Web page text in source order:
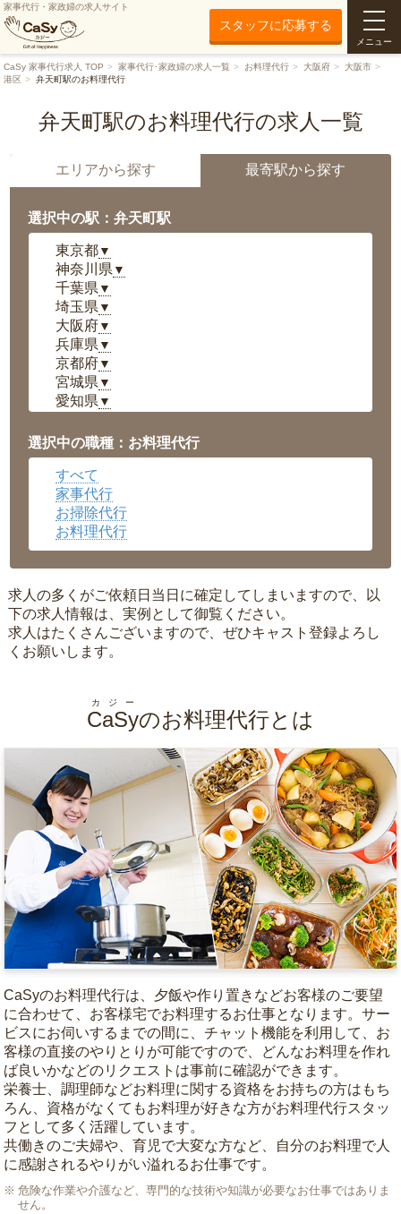
家事代行・家政婦の求人サイト
スタッフに応募する
メニュー
CaSy 家事代行求人 TOP 家事代行･家政婦の求人一覧 お料理代行 大阪府
大阪市
港区
弁天町駅のお料理代行
弁天町駅のお料理代行の求人一覧
エリアから探す 最寄駅から探す
選択中の駅：弁天町駅
東京都▼
神奈川県 ▼
千葉県 ▼
埼玉県 ▼
大阪府▼
兵庫県 ▼
京都府▼
宮城県 ▼
愛知県 ▼
岡山県▼
広島県▼
沖縄県
選択中の職種：お料理代行
すべて
家事代行
お掃除代行
お料理代行
求人の多くがご依頼日当日に確定してしまいますので、以
下の求人情報は、実例として御覧ください。
求人はたくさんございますので、ぜひキャスト登録よろし
くお願いします。
CaSy
カジー
のお料理代行とは
CaSyのお料理代行は、夕飯や作り置きなどお客様のご要望
に合わせて、お客様宅でお料理するお仕事となります。サー
ビスにお伺いするまでの間に、チャット機能を利用して、お
客様の直接のやりとりが可能ですので、どんなお料理を作れ
ば良いかなどのリクエストは事前に確認ができます。
栄養士、調理師などお料理に関する資格をお持ちの方はもち
ろん、資格がなくてもお料理が好きな方がお料理代行スタッ
フとして多く活躍しています。
共働きのご夫婦や、育児で大変な方など、自分のお料理で人
に感謝されるやりがい溢れるお仕事です。
危険な作業や介護など、専門的な技術や知識が必要なお仕事ではありま
せん。